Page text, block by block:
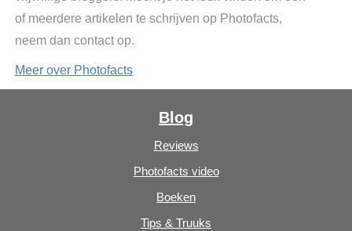
of meerdere artikelen te schrijven op Photofacts,
neem dan contact op.
Meer over Photofacts
Blog
Reviews
Photofacts video
Boeken
Tips & Truuks